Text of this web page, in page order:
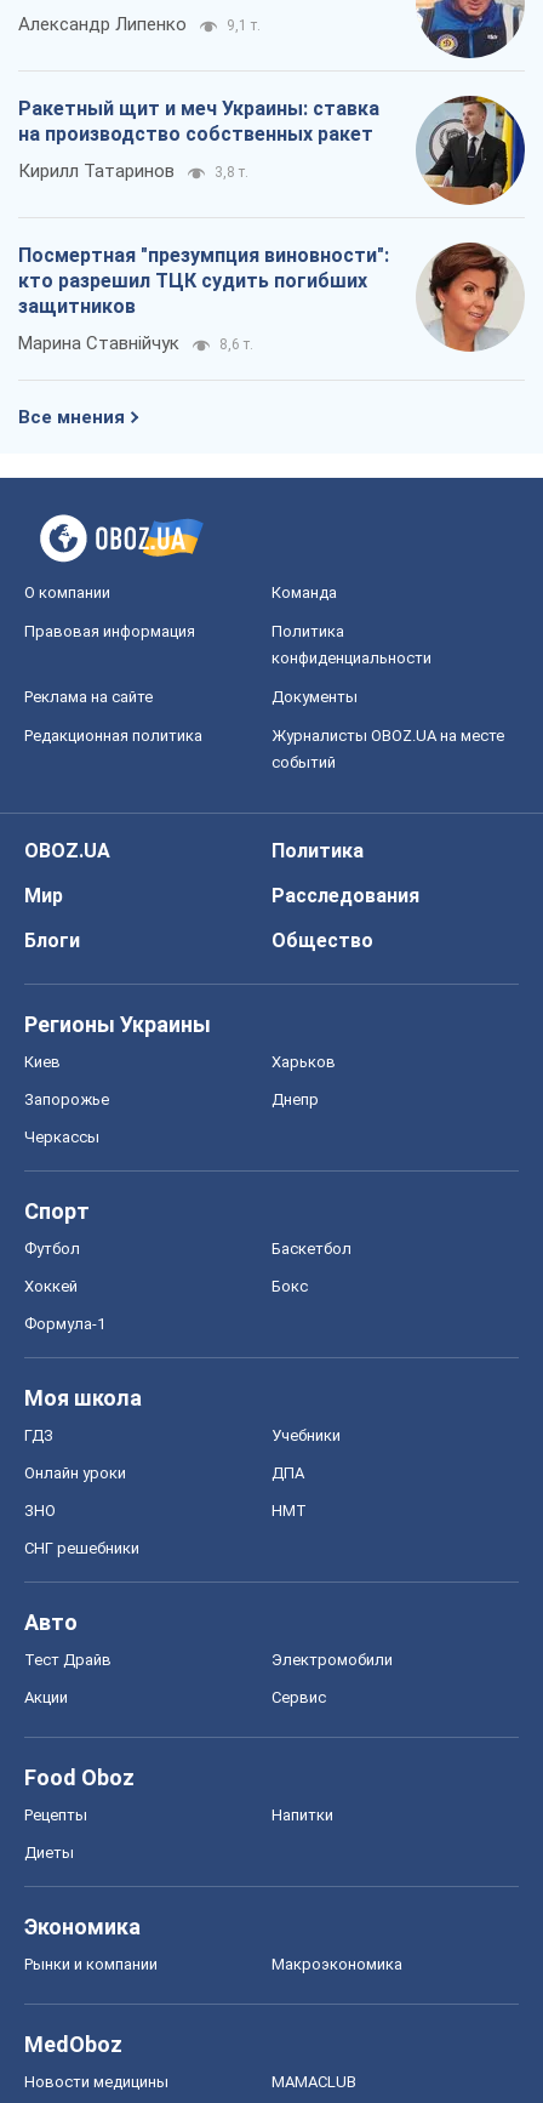
Александр Липенко 9,1 т.
Ракетный щит и меч Украины: ставка
на производство собственных ракет
Кирилл Татаринов 3,8 т.
Посмертная "презумпция виновности":
кто разрешил ТЦК судить погибших
защитников
Марина Ставнійчук 8,6 т.
Все мнения
О компании Команда
Правовая информация
Политика
конфиденциальности
Реклама на сайте Документы
Редакционная политика
Журналисты OBOZ.UA на месте
событий
OBOZ.UA
Политика
Мир
Расследования
Блоги
Общество
Регионы Украины
Киев Харьков
Запорожье Днепр
Черкассы
Спорт
Футбол Баскетбол
Хоккей Бокс
Формула-1
Моя школа
ГДЗ Учебники
Онлайн уроки ДПА
ЗНО НМТ
СНГ решебники
Авто
Тест Драйв Электромобили
Акции Сервис
Food Oboz
Рецепты Напитки
Диеты
Экономика
Рынки и компании Mакроэкономика
MedOboz
Новости медицины MAMACLUB